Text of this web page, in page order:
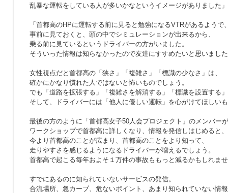
乱暴な運転をしている人が多いかなというイメージがありました」
「首都高のHPに運転する前に見ると勉強になるVTRがあるようで
事前に見ておくと、頭の中でシミュレーションが出来るから、
乗る前に見ているというドライバーの方がいました。
そういった情報は知らなかったので友達にすすめたいと思いまし
女性視点だと首都高の「狭さ」「複雑さ」「標識の少なさ」は、
確かにかなり慣れた人ではないと怖いものでしょう。
でも「道路を拡張する」「複雑さを解消する」「標識を設置する
そして、ドライバーには「他人に優しい運転」を心がけてほしい
最後の方のように「首都高女子50人会プロジェクト」のメンバー
ワークショップで首都高に詳しくなり、情報を発信しはじめると、
今より首都高のことが広まり、首都高のことをより知って、
走りやすさを感じるようになるドライバーが増えるでしょう。
首都高で起こる毎年およそ１万件の事故ももっと減るかもしれま
すでにあるのに知られていないサービスの発信。
合流場所、急カーブ、危ないポイント、あまり知られていない情